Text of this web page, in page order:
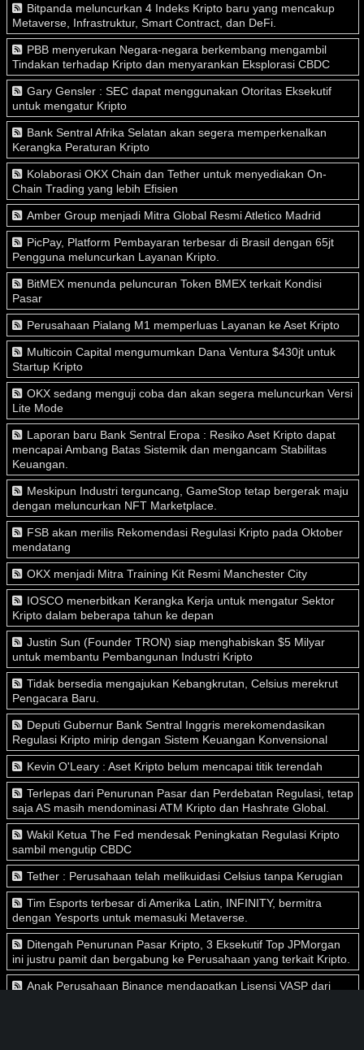
Bitpanda meluncurkan 4 Indeks Kripto baru yang mencakup
Metaverse, Infrastruktur, Smart Contract, dan DeFi.
PBB menyerukan Negara-negara berkembang mengambil
Tindakan terhadap Kripto dan menyarankan Eksplorasi CBDC
Gary Gensler : SEC dapat menggunakan Otoritas Eksekutif
untuk mengatur Kripto
Bank Sentral Afrika Selatan akan segera memperkenalkan
Kerangka Peraturan Kripto
Kolaborasi OKX Chain dan Tether untuk menyediakan On-
Chain Trading yang lebih Efisien
Amber Group menjadi Mitra Global Resmi Atletico Madrid
PicPay, Platform Pembayaran terbesar di Brasil dengan 65jt
Pengguna meluncurkan Layanan Kripto.
BitMEX menunda peluncuran Token BMEX terkait Kondisi
Pasar
Perusahaan Pialang M1 memperluas Layanan ke Aset Kripto
Multicoin Capital mengumumkan Dana Ventura $430jt untuk
Startup Kripto
OKX sedang menguji coba dan akan segera meluncurkan Versi
Lite Mode
Laporan baru Bank Sentral Eropa : Resiko Aset Kripto dapat
mencapai Ambang Batas Sistemik dan mengancam Stabilitas
Keuangan.
Meskipun Industri terguncang, GameStop tetap bergerak maju
dengan meluncurkan NFT Marketplace.
FSB akan merilis Rekomendasi Regulasi Kripto pada Oktober
mendatang
OKX menjadi Mitra Training Kit Resmi Manchester City
IOSCO menerbitkan Kerangka Kerja untuk mengatur Sektor
Kripto dalam beberapa tahun ke depan
Justin Sun (Founder TRON) siap menghabiskan $5 Milyar
untuk membantu Pembangunan Industri Kripto
Tidak bersedia mengajukan Kebangkrutan, Celsius merekrut
Pengacara Baru.
Deputi Gubernur Bank Sentral Inggris merekomendasikan
Regulasi Kripto mirip dengan Sistem Keuangan Konvensional
Kevin O'Leary : Aset Kripto belum mencapai titik terendah
Terlepas dari Penurunan Pasar dan Perdebatan Regulasi, tetap
saja AS masih mendominasi ATM Kripto dan Hashrate Global.
Wakil Ketua The Fed mendesak Peningkatan Regulasi Kripto
sambil mengutip CBDC
Tether : Perusahaan telah melikuidasi Celsius tanpa Kerugian
Tim Esports terbesar di Amerika Latin, INFINITY, bermitra
dengan Yesports untuk memasuki Metaverse.
Ditengah Penurunan Pasar Kripto, 3 Eksekutif Top JPMorgan
ini justru pamit dan bergabung ke Perusahaan yang terkait Kripto.
Anak Perusahaan Binance mendapatkan Lisensi VASP dari